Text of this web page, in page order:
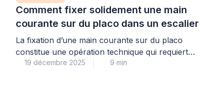
Comment fixer solidement une main
courante sur du placo dans un escalier
La fixation d’une main courante sur du placo
constitue une opération technique qui requiert
une méthodologie précise pour garantir une
19 décembre 2025 9 min